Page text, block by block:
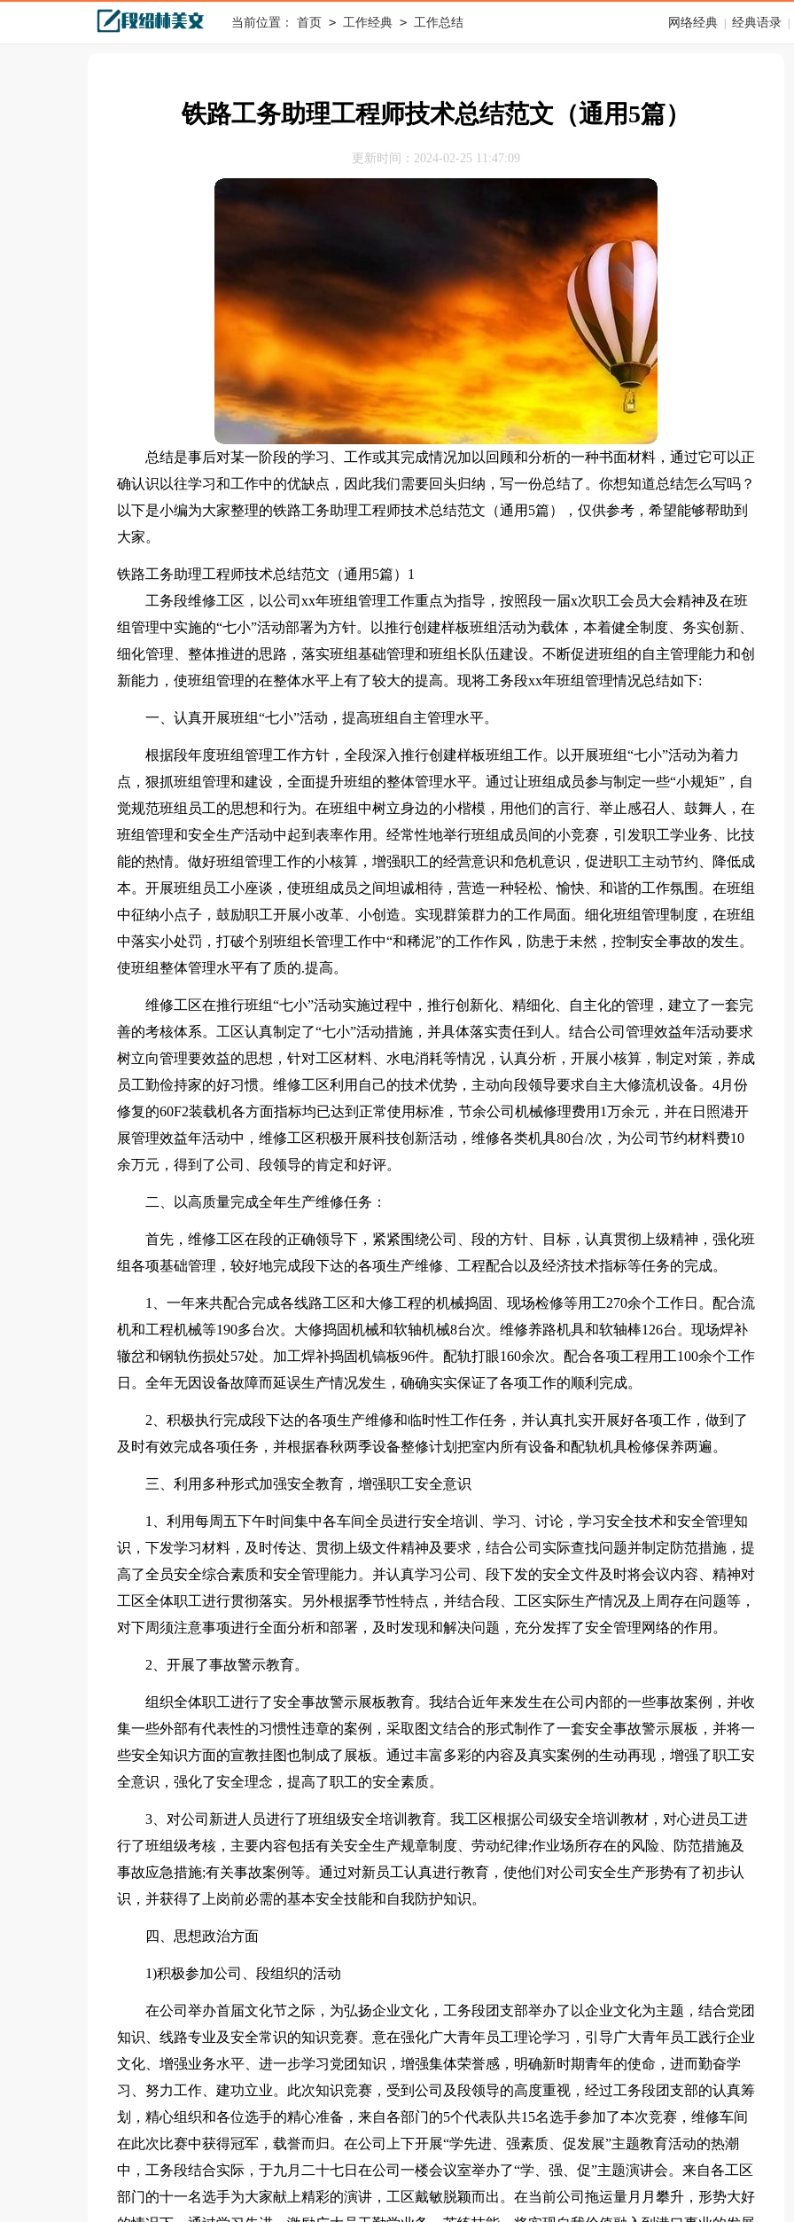
当前位置： 首页 > 工作经典 > 工作总结 网络经典 经典语录
铁路工务助理工程师技术总结范文（通用5篇）
更新时间：2024-02-25 11:47:09
总结是事后对某一阶段的学习、工作或其完成情况加以回顾和分析的一种书面材料，通过它可以正
确认识以往学习和工作中的优缺点，因此我们需要回头归纳，写一份总结了。你想知道总结怎么写吗？
以下是小编为大家整理的铁路工务助理工程师技术总结范文（通用5篇），仅供参考，希望能够帮助到
大家。
铁路工务助理工程师技术总结范文（通用5篇）1
工务段维修工区，以公司xx年班组管理工作重点为指导，按照段一届x次职工会员大会精神及在班
组管理中实施的“七小”活动部署为方针。以推行创建样板班组活动为载体，本着健全制度、务实创新、
细化管理、整体推进的思路，落实班组基础管理和班组长队伍建设。不断促进班组的自主管理能力和创
新能力，使班组管理的在整体水平上有了较大的提高。现将工务段xx年班组管理情况总结如下:
一、认真开展班组“七小”活动，提高班组自主管理水平。
根据段年度班组管理工作方针，全段深入推行创建样板班组工作。以开展班组“七小”活动为着力
点，狠抓班组管理和建设，全面提升班组的整体管理水平。通过让班组成员参与制定一些“小规矩”，自
觉规范班组员工的思想和行为。在班组中树立身边的小楷模，用他们的言行、举止感召人、鼓舞人，在
班组管理和安全生产活动中起到表率作用。经常性地举行班组成员间的小竞赛，引发职工学业务、比技
能的热情。做好班组管理工作的小核算，增强职工的经营意识和危机意识，促进职工主动节约、降低成
本。开展班组员工小座谈，使班组成员之间坦诚相待，营造一种轻松、愉快、和谐的工作氛围。在班组
中征纳小点子，鼓励职工开展小改革、小创造。实现群策群力的工作局面。细化班组管理制度，在班组
中落实小处罚，打破个别班组长管理工作中“和稀泥”的工作作风，防患于未然，控制安全事故的发生。
使班组整体管理水平有了质的.提高。
维修工区在推行班组“七小”活动实施过程中，推行创新化、精细化、自主化的管理，建立了一套完
善的考核体系。工区认真制定了“七小”活动措施，并具体落实责任到人。结合公司管理效益年活动要求
树立向管理要效益的思想，针对工区材料、水电消耗等情况，认真分析，开展小核算，制定对策，养成
员工勤俭持家的好习惯。维修工区利用自己的技术优势，主动向段领导要求自主大修流机设备。4月份
修复的60F2装载机各方面指标均已达到正常使用标准，节余公司机械修理费用1万余元，并在日照港开
展管理效益年活动中，维修工区积极开展科技创新活动，维修各类机具80台/次，为公司节约材料费10
余万元，得到了公司、段领导的肯定和好评。
二、以高质量完成全年生产维修任务：
首先，维修工区在段的正确领导下，紧紧围绕公司、段的方针、目标，认真贯彻上级精神，强化班
组各项基础管理，较好地完成段下达的各项生产维修、工程配合以及经济技术指标等任务的完成。
1、一年来共配合完成各线路工区和大修工程的机械捣固、现场检修等用工270余个工作日。配合流
机和工程机械等190多台次。大修捣固机械和软轴机械8台次。维修养路机具和软轴棒126台。现场焊补
辙岔和钢轨伤损处57处。加工焊补捣固机镐板96件。配轨打眼160余次。配合各项工程用工100余个工作
日。全年无因设备故障而延误生产情况发生，确确实实保证了各项工作的顺利完成。
2、积极执行完成段下达的各项生产维修和临时性工作任务，并认真扎实开展好各项工作，做到了
及时有效完成各项任务，并根据春秋两季设备整修计划把室内所有设备和配轨机具检修保养两遍。
三、利用多种形式加强安全教育，增强职工安全意识
1、利用每周五下午时间集中各车间全员进行安全培训、学习、讨论，学习安全技术和安全管理知
识，下发学习材料，及时传达、贯彻上级文件精神及要求，结合公司实际查找问题并制定防范措施，提
高了全员安全综合素质和安全管理能力。并认真学习公司、段下发的安全文件及时将会议内容、精神对
工区全体职工进行贯彻落实。另外根据季节性特点，并结合段、工区实际生产情况及上周存在问题等，
对下周须注意事项进行全面分析和部署，及时发现和解决问题，充分发挥了安全管理网络的作用。
2、开展了事故警示教育。
组织全体职工进行了安全事故警示展板教育。我结合近年来发生在公司内部的一些事故案例，并收
集一些外部有代表性的习惯性违章的案例，采取图文结合的形式制作了一套安全事故警示展板，并将一
些安全知识方面的宣教挂图也制成了展板。通过丰富多彩的内容及真实案例的生动再现，增强了职工安
全意识，强化了安全理念，提高了职工的安全素质。
3、对公司新进人员进行了班组级安全培训教育。我工区根据公司级安全培训教材，对心进员工进
行了班组级考核，主要内容包括有关安全生产规章制度、劳动纪律;作业场所存在的风险、防范措施及
事故应急措施;有关事故案例等。通过对新员工认真进行教育，使他们对公司安全生产形势有了初步认
识，并获得了上岗前必需的基本安全技能和自我防护知识。
四、思想政治方面
1)积极参加公司、段组织的活动
在公司举办首届文化节之际，为弘扬企业文化，工务段团支部举办了以企业文化为主题，结合党团
知识、线路专业及安全常识的知识竞赛。意在强化广大青年员工理论学习，引导广大青年员工践行企业
文化、增强业务水平、进一步学习党团知识，增强集体荣誉感，明确新时期青年的使命，进而勤奋学
习、努力工作、建功立业。此次知识竞赛，受到公司及段领导的高度重视，经过工务段团支部的认真筹
划，精心组织和各位选手的精心准备，来自各部门的5个代表队共15名选手参加了本次竞赛，维修车间
在此次比赛中获得冠军，载誉而归。在公司上下开展“学先进、强素质、促发展”主题教育活动的热潮
中，工务段结合实际，于九月二十七日在公司一楼会议室举办了“学、强、促”主题演讲会。来自各工区
部门的十一名选手为大家献上精彩的演讲，工区戴敏脱颖而出。在当前公司拖运量月月攀升，形势大好